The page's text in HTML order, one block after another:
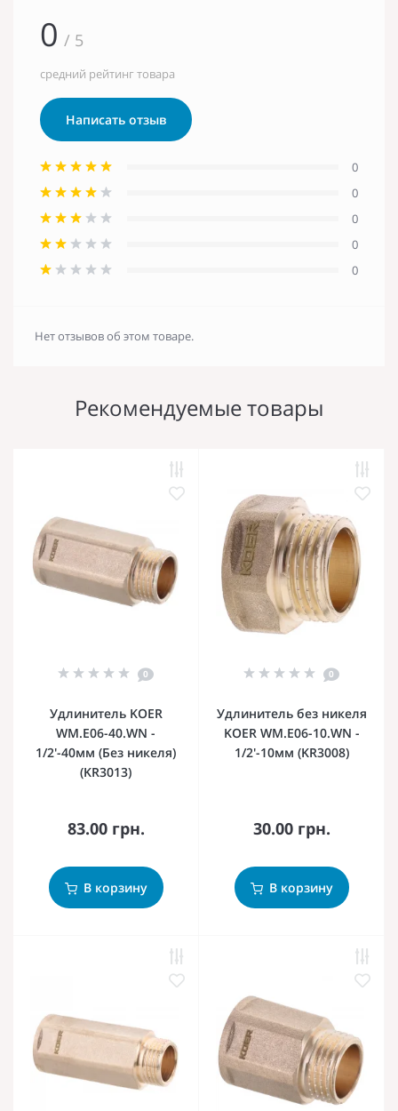
0 / 5
средний рейтинг товара
Написать отзыв
0
0
0
0
0
Нет отзывов об этом товаре.
Рекомендуемые товары
0
Удлинитель KOER
WM.E06-40.WN -
1/2'-40мм (Без никеля)
(KR3013)
83.00 грн.
В корзину
0
Удлинитель без никеля
KOER WM.E06-10.WN -
1/2'-10мм (KR3008)
30.00 грн.
В корзину